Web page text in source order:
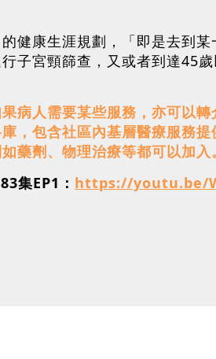
健康生涯規劃，「即是去到某
子宮頸篩查，又或者到達45
病人需要某些服務，亦可以轉
，包含社區內基層醫療服務提
藥劑、物理治療等都可以加入
集EP1： https://youtu.be/